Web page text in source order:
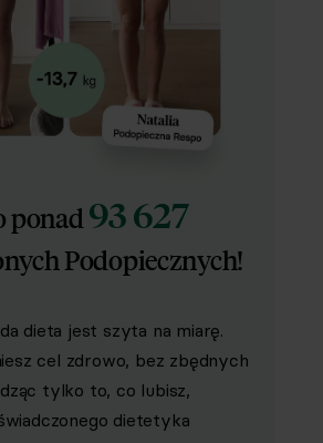
ponad93 627
Podopiecznych!
dieta jest szyta na miarę.
cel zdrowo, bez zbędnych
tylko to, co lubisz,
dietetyka